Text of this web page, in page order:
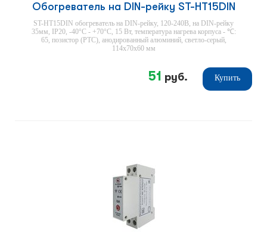
Обогреватель на DIN-рейку ST-HT15DIN
ST-HT15DIN обогреватель на DIN-рейку, 120-240В, на DIN-рейку
35мм, IP20, -40°С - +70°С, 15 Вт, температура нагрева корпуса - ℃:
65, позистор (PTC), анодированный алюминий, светло-серый,
114х70х60 мм
51 руб. Купить